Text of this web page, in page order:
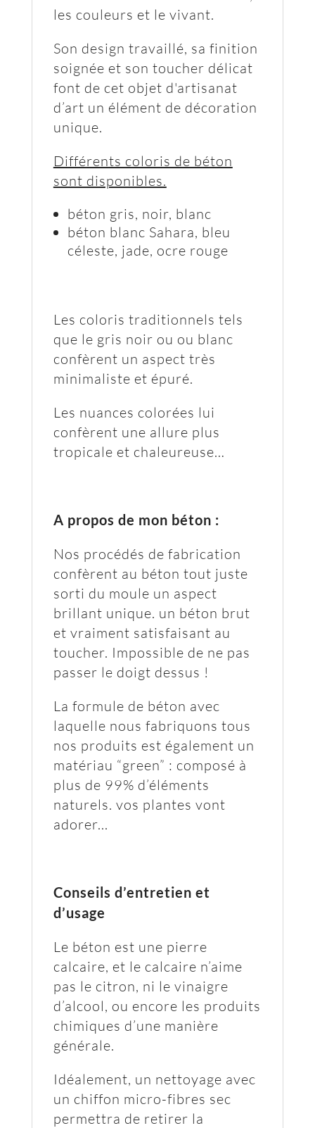
les couleurs et le vivant.
Son design travaillé, sa finition
soignée et son toucher délicat
font de cet objet d'artisanat
d’art un élément de décoration
unique.
Différents coloris de béton
sont disponibles.
béton gris, noir, blanc
béton blanc Sahara, bleu
céleste, jade, ocre rouge
Les coloris traditionnels tels
que le gris noir ou ou blanc
confèrent un aspect très
minimaliste et épuré.
Les nuances colorées lui
confèrent une allure plus
tropicale et chaleureuse…
A propos de mon béton :
Nos procédés de fabrication
confèrent au béton tout juste
sorti du moule un aspect
brillant unique. un béton brut
et vraiment satisfaisant au
toucher. Impossible de ne pas
passer le doigt dessus !
La formule de béton avec
laquelle nous fabriquons tous
nos produits est également un
matériau “green” : composé à
plus de 99% d’éléments
naturels. vos plantes vont
adorer...
Conseils d’entretien et
d’usage
Le béton est une pierre
calcaire, et le calcaire n’aime
pas le citron, ni le vinaigre
d’alcool, ou encore les produits
chimiques d’une manière
générale.
Idéalement, un nettoyage avec
un chiffon micro-fibres sec
permettra de retirer la